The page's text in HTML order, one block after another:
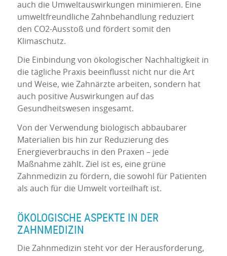
auch die Umweltauswirkungen minimieren. Eine
umweltfreundliche Zahnbehandlung reduziert
den CO2-Ausstoß und fördert somit den
Klimaschutz.
Die Einbindung von ökologischer Nachhaltigkeit in
die tägliche Praxis beeinflusst nicht nur die Art
und Weise, wie Zahnärzte arbeiten, sondern hat
auch positive Auswirkungen auf das
Gesundheitswesen insgesamt.
Von der Verwendung biologisch abbaubarer
Materialien bis hin zur Reduzierung des
Energieverbrauchs in den Praxen – jede
Maßnahme zählt. Ziel ist es, eine grüne
Zahnmedizin zu fördern, die sowohl für Patienten
als auch für die Umwelt vorteilhaft ist.
ÖKOLOGISCHE ASPEKTE IN DER
ZAHNMEDIZIN
Die Zahnmedizin steht vor der Herausforderung,